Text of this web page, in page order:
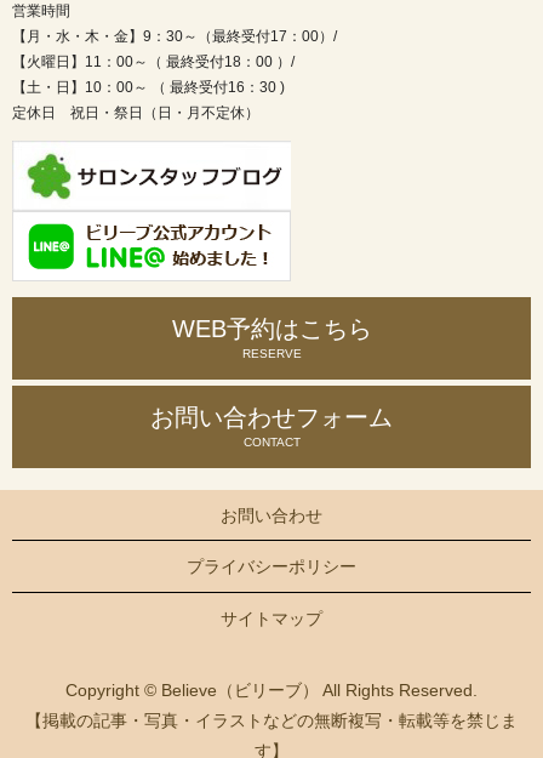
営業時間
【月・水・木・金】9：30～（最終受付17：00）/
【火曜日】11：00～（ 最終受付18：00 ）/
【土・日】10：00～ （ 最終受付16：30 )
定休日 祝日・祭日（日・月不定休）
WEB予約はこちら
RESERVE
お問い合わせフォーム
CONTACT
お問い合わせ
プライバシーポリシー
サイトマップ
Copyright © Believe（ビリーブ） All Rights Reserved.
【掲載の記事・写真・イラストなどの無断複写・転載等を禁じま
す】